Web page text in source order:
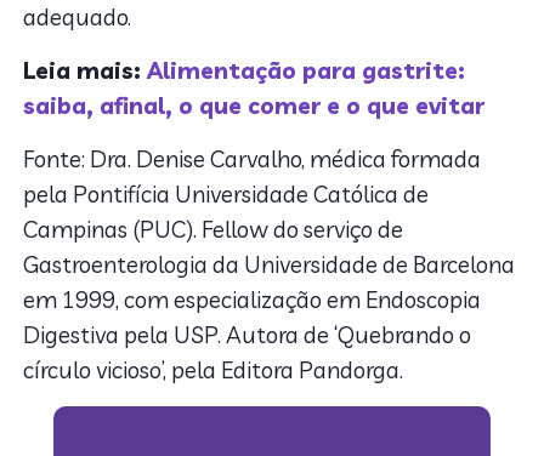
adequado.
Leia mais:Alimentação para gastrite:
saiba, afinal, o que comer e o que evitar
Fonte: Dra. Denise Carvalho, médica formada
pela Pontifícia Universidade Católica de
Campinas (PUC). Fellow do serviço de
Gastroenterologia da Universidade de Barcelona
em 1999, com especialização em Endoscopia
Digestiva pela USP. Autora de ‘Quebrando o
círculo vicioso’, pela Editora Pandorga.